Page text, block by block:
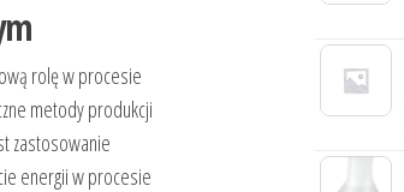
rolę w procesie
metody produkcji
zastosowanie
energii w procesie